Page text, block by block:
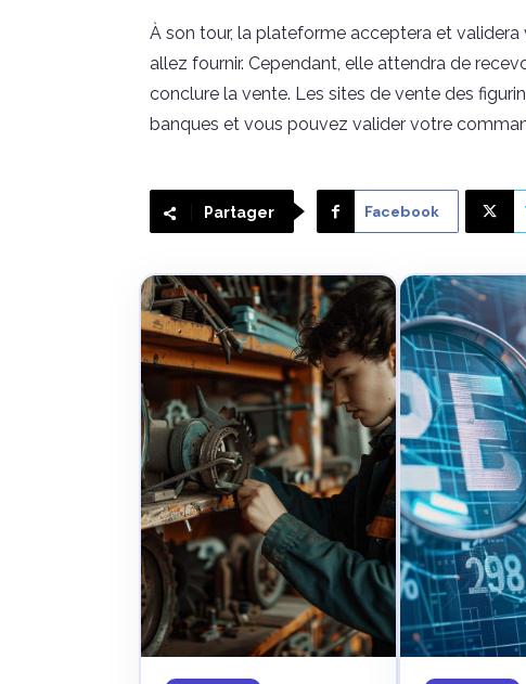
À son tour, la plateforme acceptera et
allez fournir. Cependant, elle attendra de
conclure la vente. Les sites de vente des
banques et vous pouvez valider votre
Partager Facebook